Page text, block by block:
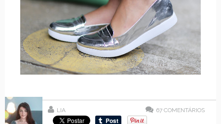
LIA 67 COMENTÁRIOS